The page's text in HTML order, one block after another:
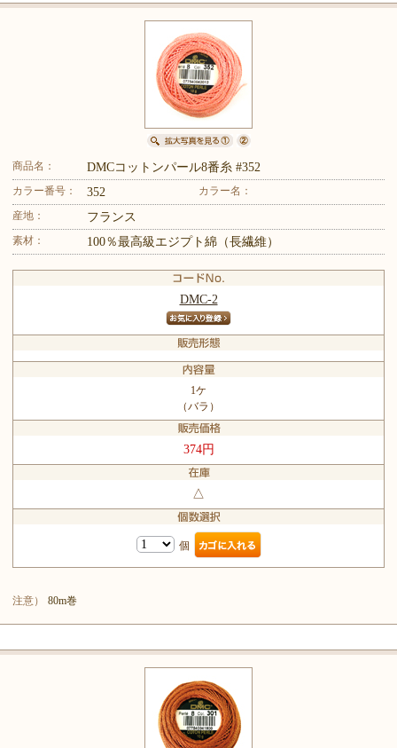
商品名： DMCコットンパール8番糸 #352
カラー番号： 352
カラー名：
産地：
フランス
素材： 100％最高級エジプト綿（長繊維）
DMC-2
1ケ
（バラ）
374円
△
個
注意） 80m巻